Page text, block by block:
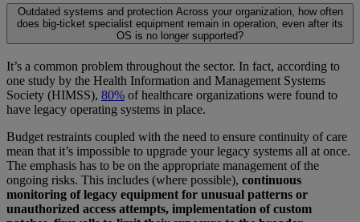
Outdated systems and protection Across your organization, how often
does big-ticket specialist equipment remain in operation, even after its
OS is no longer supported?
It’s a common problem throughout the sector. In fact, according to
one study by the Health Information and Management Systems
Society (HIMSS), 80% of healthcare organizations were found to
have legacy operating systems in place.
Budget restraints coupled with the need to ensure continuity of care
mean that it’s impossible to upgrade your legacy systems all at once.
The emphasis has to be on the appropriate management of the
ongoing risks. This includes (where possible), continuous
monitoring of legacy equipment for unusual patterns or
unauthorized access attempts, implementation of custom